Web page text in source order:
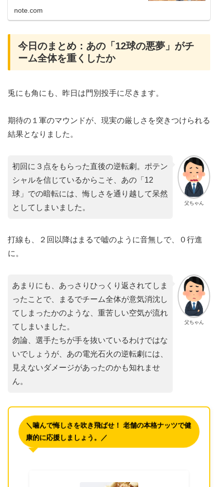
note.com
​今日のまとめ：あの「12球の悪夢」がチ
ーム全体を重くしたか
​兎にも角にも、昨日は門別投手に尽きます。
期待の１軍のマウンドが、現実の厳しさを突きつけられる
結果となりました。
父ちゃん
初回に３点をもらった直後の逆転劇。ポテン
シャルを信じているからこそ、あの「12
球」での暗転には、悔しさを通り越して呆然
としてしまいました。
​打線も、２回以降はまるで嘘のように音無しで、０行進
に。
父ちゃん
あまりにも、あっさりひっくり返されてしま
ったことで、まるでチーム全体が意気消沈し
てしまったかのような、重苦しい空気が流れ
てしまいました。
勿論、選手たちが手を抜いているわけではな
いでしょうが、あの電光石火の逆転劇には、
見えないダメージがあったのかも知れませ
ん。
＼噛んで悔しさを吹き飛ばせ！ 老舗の本格ナッツで健
康的に応援しましょう。／